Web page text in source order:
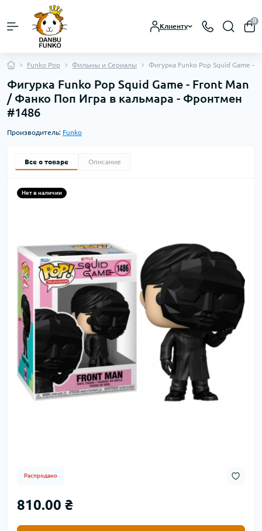
Клиенту
0
Funko Pop Фильмы и Сериалы Фигурка Funko Pop Squid Game
Фигурка Funko Pop Squid Game - Front Man
/ Фанко Поп Игра в кальмара - Фронтмен
#1486
Производитель: Funko
Все о товаре Описание
Нет в наличии
Распродано
810.00 ₴